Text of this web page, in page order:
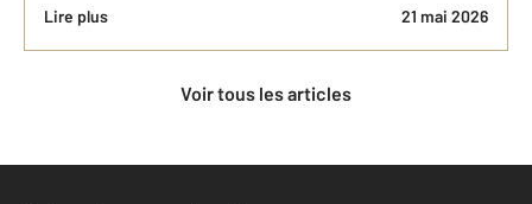
Lire plus 21 mai 2026
Voir tous les articles